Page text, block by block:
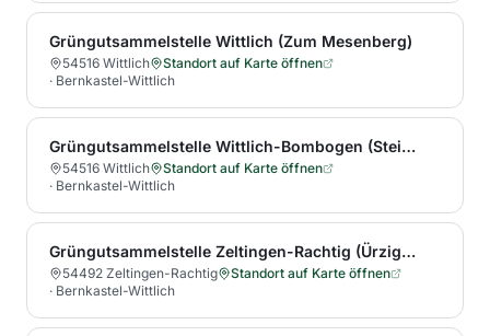
Grüngutsammelstelle Wittlich (Zum Mesenberg)
54516 Wittlich
Standort auf Karte öffnen
· Bernkastel-Wittlich
Grüngutsammelstelle Wittlich-Bombogen (Steinsweg 11)
54516 Wittlich
Standort auf Karte öffnen
· Bernkastel-Wittlich
Grüngutsammelstelle Zeltingen-Rachtig (Ürziger Mühle/Bauhof)
54492 Zeltingen-Rachtig
Standort auf Karte öffnen
· Bernkastel-Wittlich